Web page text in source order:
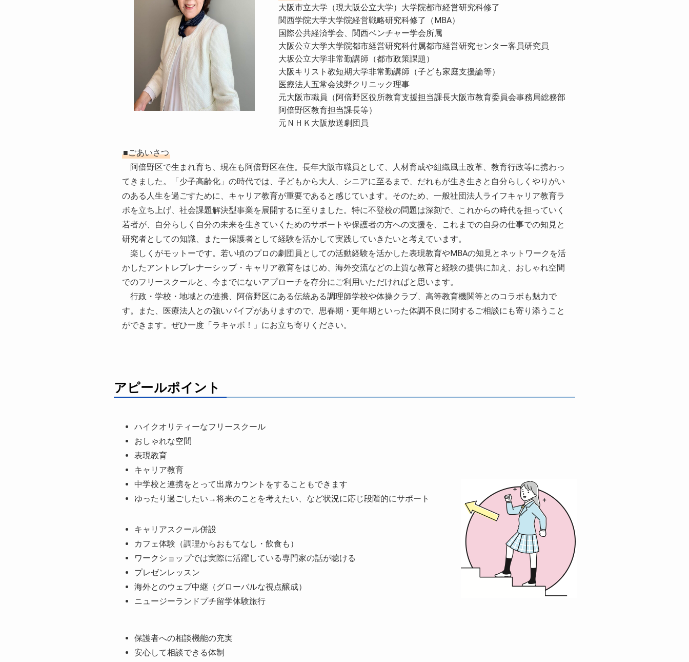
大阪市立大学（現大阪公立大学）大学院都市経営研究科修了
関西学院大学大学院経営戦略研究科修了（MBA）
国際公共経済学会、関西ベンチャー学会所属
大阪公立大学大学院都市経営研究科付属都市経営研究センター客員研究員
大坂公立大学非常勤講師（都市政策課題）
大阪キリスト教短期大学非常勤講師（子ども家庭支援論等）
医療法人五常会浅野クリニック理事
元大阪市職員（阿倍野区役所教育支援担当課長大阪市教育委員会事務局総務部
阿倍野区教育担当課長等）
元ＮＨＫ大阪放送劇団員
■ごあいさつ
阿倍野区で生まれ育ち、現在も阿倍野区在住。長年大阪市職員として、人材育成や組織風土改革、教育行政等に携わっ
てきました。「少子高齢化」の時代では、子どもから大人、シニアに至るまで、だれもが生き生きと自分らしくやりがい
のある人生を過ごすために、キャリア教育が重要であると感じています。そのため、一般社団法人ライフキャリア教育ラ
ボを立ち上げ、社会課題解決型事業を展開するに至りました。特に不登校の問題は深刻で、これからの時代を担っていく
若者が、自分らしく自分の未来を生きていくためのサポートや保護者の方への支援を、これまでの自身の仕事での知見と
研究者としての知識、また一保護者として経験を活かして実践していきたいと考えています。
楽しくがモットーです。若い頃のプロの劇団員としての活動経験を活かした表現教育やMBAの知見とネットワークを活
かしたアントレプレナーシップ・キャリア教育をはじめ、海外交流などの上質な教育と経験の提供に加え、おしゃれ空間
でのフリースクールと、今までにないアプローチを存分にご利用いただければと思います。
行政・学校・地域との連携、阿倍野区にある伝統ある調理師学校や体操クラブ、高等教育機関等とのコラボも魅力で
す。また、医療法人との強いパイプがありますので、思春期・更年期といった体調不良に関するご相談にも寄り添うこと
ができます。ぜひ一度「ラキャボ！」にお立ち寄りください。
アピールポイント
ハイクオリティーなフリースクール
おしゃれな空間
表現教育
キャリア教育
中学校と連携をとって出席カウントをすることもできます
ゆったり過ごしたい→将来のことを考えたい、など状況に応じ段階的にサポート
キャリアスクール併設
カフェ体験（調理からおもてなし・飲食も）
ワークショップでは実際に活躍している専門家の話が聴ける
プレゼンレッスン
海外とのウェブ中継（グローバルな視点醸成）
ニュージーランドプチ留学体験旅行
保護者への相談機能の充実
安心して相談できる体制